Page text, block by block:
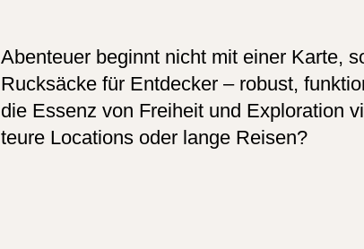
Abenteuer beginnt nicht mit einer Karte,
Rucksäcke für Entdecker – robust,
die Essenz von Freiheit und Exploration
teure Locations oder lange Reisen?